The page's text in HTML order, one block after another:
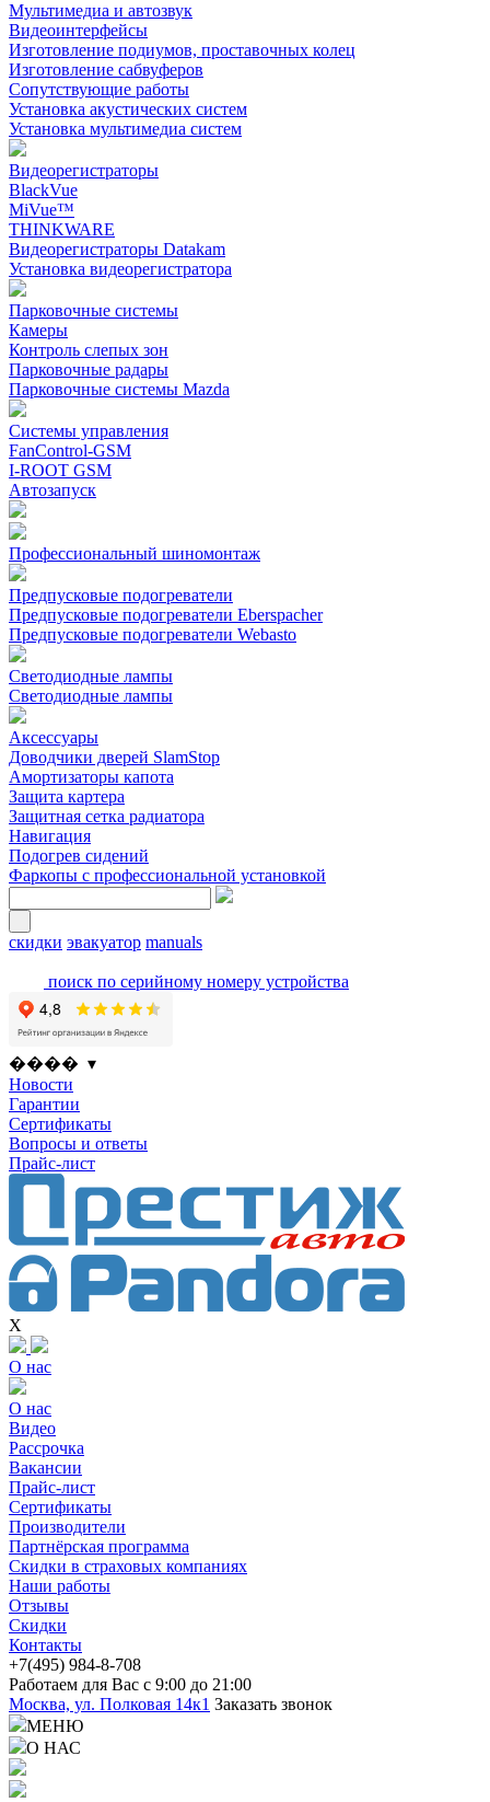
Мультимедиа и автозвук
Видеоинтерфейсы
Изготовление подиумов, проставочных колец
Изготовление сабвуферов
Сопутствующие работы
Установка акустических систем
Установка мультимедиа систем
Видеорегистраторы
BlackVue
MiVue™
THINKWARE
Видеорегистраторы Datakam
Установка видеорегистратора
Парковочные системы
Камеры
Контроль слепых зон
Парковочные радары
Парковочные системы Mazda
Системы управления
FanControl-GSM
I-ROOT GSM
Автозапуск
Профессиональный шиномонтаж
Предпусковые подогреватели
Предпусковые подогреватели Eberspacher
Предпусковые подогреватели Webasto
Светодиодные лампы
Светодиодные лампы
Аксессуары
Доводчики дверей SlamStop
Амортизаторы капота
Защита картера
Защитная сетка радиатора
Навигация
Подогрев сидений
Фаркопы с профессиональной установкой
скидки эвакуатор manuals
поиск по серийному номеру устройства
���� ▾
Новости
Гарантии
Сертификаты
Вопросы и ответы
Прайс-лист
X
О нас
О нас
Видео
Рассрочка
Вакансии
Прайс-лист
Сертификаты
Производители
Партнёрская программа
Скидки в страховых компаниях
Наши работы
Отзывы
Скидки
Контакты
+7(495) 984-8-708
Работаем для Вас с 9:00 до 21:00
Москва, ул. Полковая 14к1 Заказать звонок
МЕНЮ
О НАС